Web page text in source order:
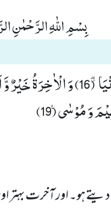
بِسْمِ اللّٰهِ الرَّحْمٰنِ
دیتے ہو۔ اور آخرت